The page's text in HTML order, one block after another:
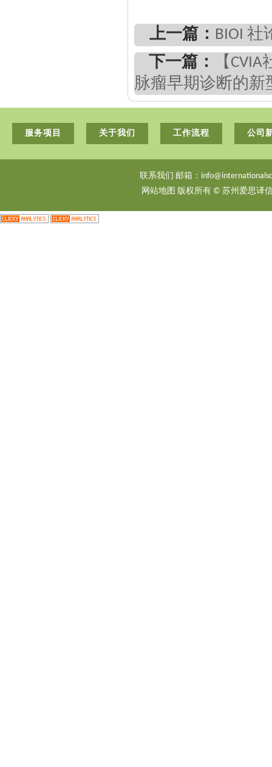
上一篇： BIOI
下一篇：
【
脉瘤早期诊断的新
服务项目 关于我们 工作流程 公司
联系我们 邮箱：
网站地图 版权所有 © 苏州爱思译